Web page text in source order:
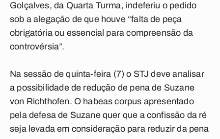
Golçalves, da Quarta Turma, indeferiu o pedido
sob a alegação de que houve “falta de peça
obrigatória ou essencial para compreensão da
controvérsia”.
Na sessão de quinta-feira (7) o STJ deve analisar
a possibilidade de redução de pena de Suzane
von Richthofen. O habeas corpus apresentado
pela defesa de Suzane quer que a confissão da ré
seja levada em consideração para reduzir da pena